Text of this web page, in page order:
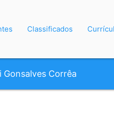
Classificados
Gonsalves Corrêa